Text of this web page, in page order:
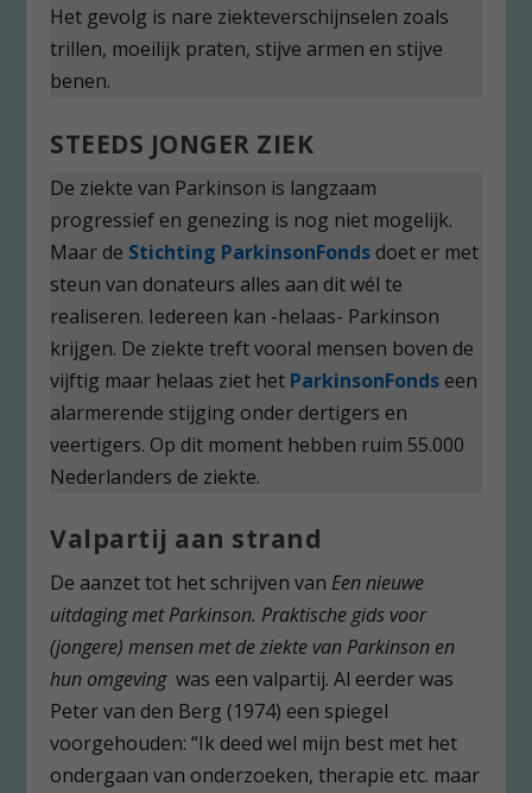
Het gevolg is nare ziekteverschijnselen zoals
trillen, moeilijk praten, stijve armen en stijve
benen.
STEEDS JONGER ZIEK
De ziekte van Parkinson is langzaam
progressief en genezing is nog niet mogelijk.
Maar de Stichting ParkinsonFonds doet er met
steun van donateurs alles aan dit wél te
realiseren. Iedereen kan -helaas- Parkinson
krijgen. De ziekte treft vooral mensen boven de
vijftig maar helaas ziet het ParkinsonFonds een
alarmerende stijging onder dertigers en
veertigers. Op dit moment hebben ruim 55.000
Nederlanders de ziekte.
Valpartij aan strand
De aanzet tot het schrijven van Een nieuwe
uitdaging met Parkinson. Praktische gids voor
(jongere) mensen met de ziekte van Parkinson en
hun omgevingwas een valpartij. Al eerder was
Peter van den Berg (1974) een spiegel
voorgehouden: “Ik deed wel mijn best met het
ondergaan van onderzoeken, therapie etc. maar